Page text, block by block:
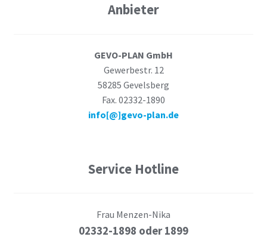
Anbieter
GEVO-PLAN GmbH
Gewerbestr. 12
58285 Gevelsberg
Fax. 02332-1890
info[@]gevo-plan.de
Service Hotline
Frau Menzen-Nika
02332-1898 oder 1899